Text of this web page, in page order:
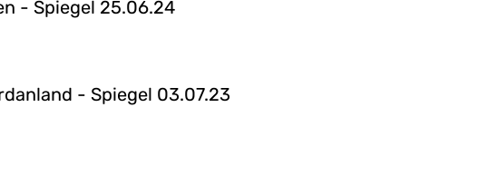
- Spiegel 25.06.24
- Spiegel 03.07.23